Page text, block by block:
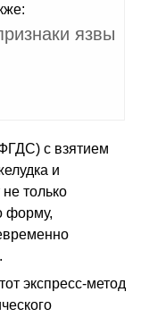
язвы
с взятием
и
только
форму,
экспресс-метод